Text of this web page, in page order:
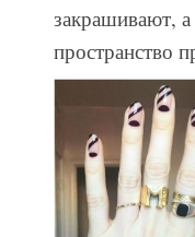
закрашивают, а
пространство